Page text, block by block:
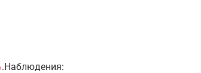
.Наблюдения: